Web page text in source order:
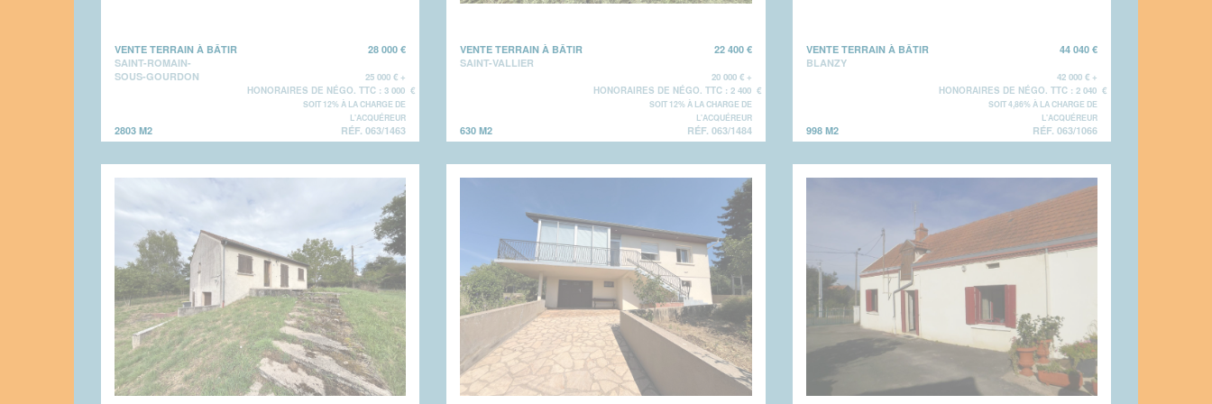
VENTE TERRAIN À BÂTIR
28 000 €
SAINT-ROMAIN-
SOUS-GOURDON
25 000 € +
HONORAIRES DE NÉGO. TTC : 3 000 €
SOIT 12% À LA CHARGE DE
L'ACQUÉREUR
2803 M2 RÉF. 063/1463
VENTE TERRAIN À BÂTIR
22 400 €
SAINT-VALLIER
20 000 € +
HONORAIRES DE NÉGO. TTC : 2 400 €
SOIT 12% À LA CHARGE DE
L'ACQUÉREUR
630 M2 RÉF. 063/1484
VENTE TERRAIN À BÂTIR
44 040 €
BLANZY
42 000 € +
HONORAIRES DE NÉGO. TTC : 2 040 €
SOIT 4,86% À LA CHARGE DE
L'ACQUÉREUR
998 M2 RÉF. 063/1066